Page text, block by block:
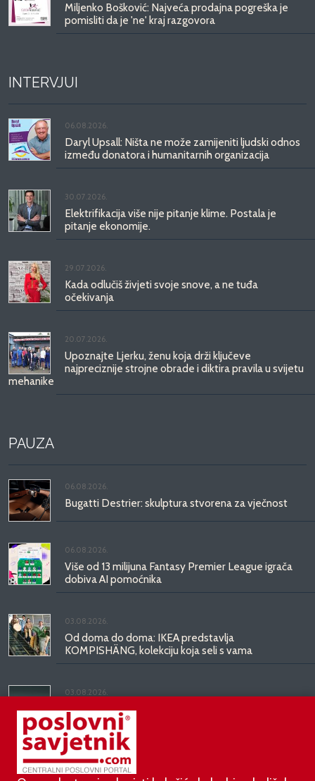
Miljenko Bošković: Najveća prodajna pogreška je
pomisliti da je 'ne' kraj razgovora
INTERVJUI
06.08.2026.
Daryl Upsall: Ništa ne može zamijeniti ljudski odnos
između donatora i humanitarnih organizacija
30.07.2026.
Elektrifikacija više nije pitanje klime. Postala je
pitanje ekonomije.
29.07.2026.
Kada odlučiš živjeti svoje snove, a ne tuđa
očekivanja
20.07.2026.
Upoznajte Ljerku, ženu koja drži ključeve
najpreciznije strojne obrade i diktira pravila u svijetu
mehanike
PAUZA
06.08.2026.
Bugatti Destrier: skulptura stvorena za vječnost
06.08.2026.
Više od 13 milijuna Fantasy Premier League igrača
dobiva AI pomoćnika
03.08.2026.
Od doma do doma: IKEA predstavlja
KOMPISHÄNG, kolekciju koja seli s vama
03.08.2026.
Kineski BYD predstavio luksuznu limuzinu veću od
Mercedesove S-klase, obećava domet do 1.000
kilometara